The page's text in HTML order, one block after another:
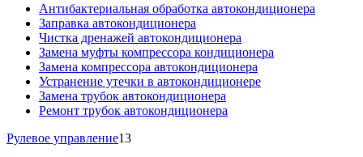
Антибактериальная обработка автокондиционера
Заправка автокондиционера
Чистка дренажей автокондиционера
Замена муфты компрессора кондиционера
Замена компрессора автокондиционера
Устранение утечки в автокондиционере
Замена трубок автокондиционера
Ремонт трубок автокондиционера
Рулевое управление13